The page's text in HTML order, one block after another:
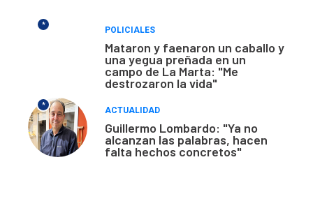
*
POLICIALES
Mataron y faenaron un caballo y
una yegua preñada en un
campo de La Marta: "Me
destrozaron la vida"
*
ACTUALIDAD
Guillermo Lombardo: "Ya no
alcanzan las palabras, hacen
falta hechos concretos"